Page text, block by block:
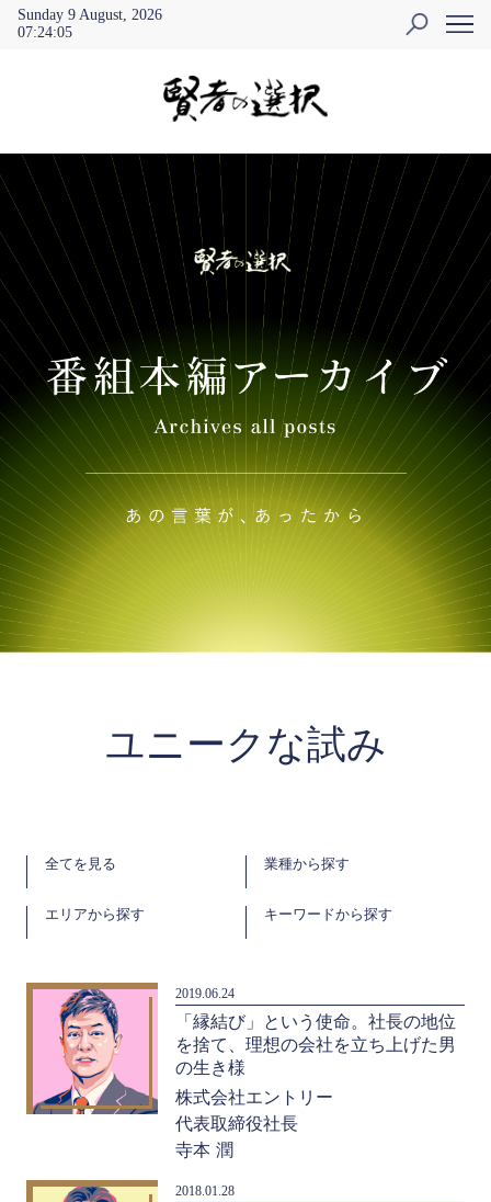
Sunday 9 August, 2026
07:24:05
ユニークな試み
全てを見る 業種から探す
エリアから探す キーワードから探す
2019.06.24
「縁結び」という使命。社長の地位
を捨て、理想の会社を立ち上げた男
の生き様
株式会社エントリー
代表取締役社長
寺本 潤
2018.01.28